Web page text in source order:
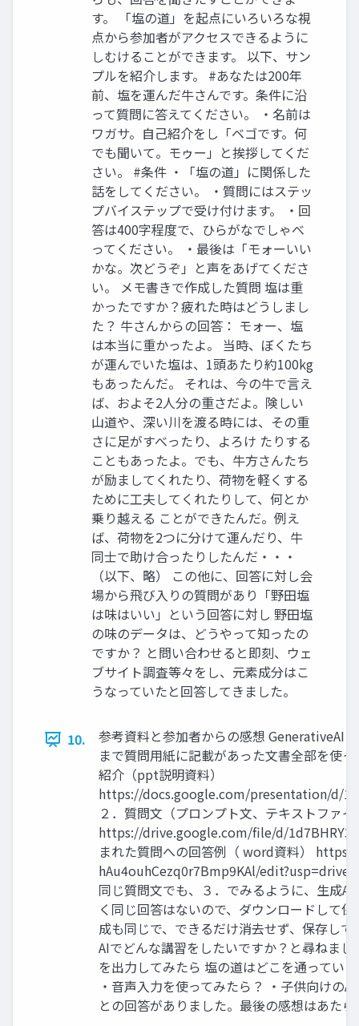
す。 「塩の道」を起点にいろいろな視
点から参加者がアクセスできるように
しむけることができます。 以下、サン
プルを紹介します。 #あなたは200年
前、塩を運んだ牛さんです。条件に沿
って質問に答えてください。 ・名前は
ワガサ。自己紹介をし「ベゴです。何
でも聞いて。モゥー」と挨拶してくだ
さい。 #条件 ・「塩の道」に関係した
話をしてください。 ・質問にはステッ
プバイステップで受け付けます。 ・回
答は400字程度で、ひらがなでしゃべ
ってください。 ・最後は「モォーいい
かな。次どうぞ」と声をあげてくださ
い。 メモ書きで作成した質問 塩は重
かったですか？疲れた時はどうしまし
た？ 牛さんからの回答： モォー、塩
は本当に重かったよ。 当時、ぼくたち
が運んでいた塩は、1頭あたり約100kg
もあったんだ。 それは、今の牛で言え
ば、およそ2人分の重さだよ。険しい
山道や、深い川を渡る時には、その重
さに足がすべったり、よろけ たりする
こともあったよ。でも、牛方さんたち
が励ましてくれたり、荷物を軽くする
ために工夫してくれたりして、何とか
乗り越える ことができたんだ。例え
ば、荷物を2つに分けて運んだり、牛
同士で助け合ったりしたんだ・・・
（以下、略） この他に、回答に対し会
場から飛び入りの質問があり「野田塩
は味はいい」という回答に対し 野田塩
の味のデータは、どうやって知ったの
ですか？ と問い合わせると即刻、ウェ
ブサイト調査等々をし、元素成分はこ
うなっていたと回答してきました。
10.
参考資料と参加者からの感想 GenerativeAI
まで質問用紙に記載があった文書全部を使
紹介（ppt説明資料）
https://docs.google.com/presentation/d/
２．質問文（プロンプト文、テキストファイ
https://drive.google.com/file/d/
まれた質問への回答例（ word資料）
hAu4ouhCezq0r7Bmp9KAl/
同じ質問文でも、３．でみるように、生成
く同じ回答はないので、ダウンロードして
成も同じで、できるだけ消去せず、保存し
AIでどんな講習をしたいですか？と尋ねま
を出力してみたら 塩の道はどこを通ってい
・音声入力を使ってみたら？ ・子供向けの
との回答がありました。最後の感想はあた